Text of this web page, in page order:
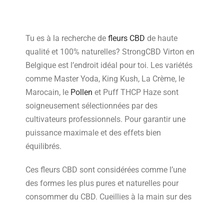
Tu es à la recherche de fleurs CBD de haute
qualité et 100% naturelles? StrongCBD Virton en
Belgique est l’endroit idéal pour toi. Les variétés
comme Master Yoda, King Kush, La Crème, le
Marocain, le Pollen et Puff THCP Haze sont
soigneusement sélectionnées par des
cultivateurs professionnels. Pour garantir une
puissance maximale et des effets bien
équilibrés.
Ces fleurs CBD sont considérées comme l’une
des formes les plus pures et naturelles pour
consommer du CBD. Cueillies à la main sur des